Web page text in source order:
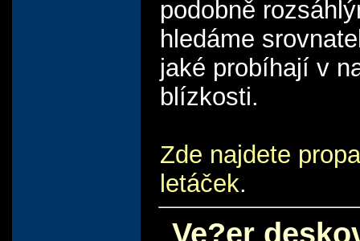
podobně
hledáme
jaké probíhají v
blízkosti.
Zde najdete
letáček.
Ve?er